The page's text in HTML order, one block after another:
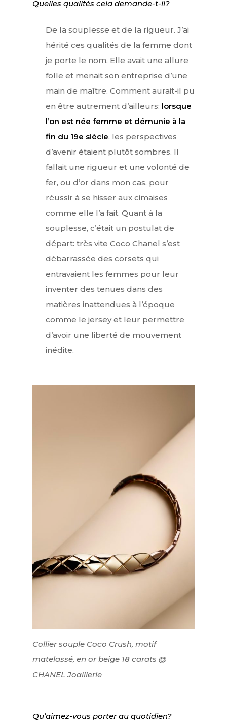
Quelles qualités cela demande-t-il?
De la souplesse et de la rigueur. J’ai
hérité ces qualités de la femme dont
je porte le nom. Elle avait une allure
folle et menait son entreprise d’une
main de maître. Comment aurait-il pu
en être autrement d’ailleurs: lorsque
l’on est née femme et démunie à la
fin du 19e siècle, les perspectives
d’avenir étaient plutôt sombres. Il
fallait une rigueur et une volonté de
fer, ou d’or dans mon cas, pour
réussir à se hisser aux cimaises
comme elle l’a fait. Quant à la
souplesse, c’était un postulat de
départ: très vite Coco Chanel s’est
débarrassée des corsets qui
entravaient les femmes pour leur
inventer des tenues dans des
matières inattendues à l’époque
comme le jersey et leur permettre
d’avoir une liberté de mouvement
inédite.
Collier souple Coco Crush, motif
matelassé, en or beige 18 carats @
CHANEL Joaillerie
Qu’aimez-vous porter au quotidien?